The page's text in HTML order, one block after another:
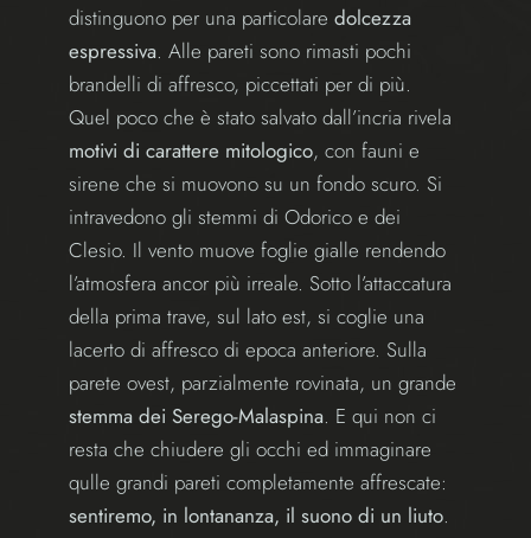
distinguono per una particolaredolcezza
espressiva. Alle pareti sono rimasti pochi
brandelli di affresco, piccettati per di più.
Quel poco che è stato salvato dall’incria rivela
motivi di carattere mitologico, confauni e
sirene che si muovono su un fondo scuro. Si
intravedono gli stemmi di Odorico e dei
Clesio. Il vento muove foglie gialle rendendo
l’atmosfera ancor più irreale. Sotto l’attaccatura
della prima trave, sul lato est, si coglie una
lacerto di affresco di epoca anteriore. Sulla
parete ovest, parzialmente rovinata, un grande
stemma dei Serego-Malaspina. E qui non ci
resta che chiudere gli occhi ed immaginare
qulle grandi pareti completamente affrescate:
sentiremo, in lontananza, il suono di un liuto.